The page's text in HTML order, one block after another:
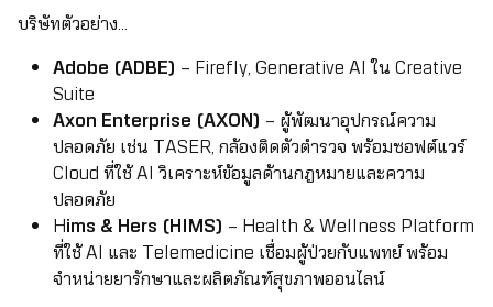
บริษัทตัวอย่าง...
Adobe (ADBE) – Firefly, Generative AI ใน Creative
Suite
Axon Enterprise (AXON) – ผู้พัฒนาอุปกรณ์ความ
ปลอดภัย เช่น TASER, กล้องติดตัวตำรวจ พร้อมซอฟต์แวร์
Cloud ที่ใช้ AI วิเคราะห์ข้อมูลด้านกฎหมายและความ
ปลอดภัย
Hims & Hers (HIMS) – Health & Wellness Platform
ที่ใช้ AI และ Telemedicine เชื่อมผู้ป่วยกับแพทย์ พร้อม
จำหน่ายยารักษาและผลิตภัณฑ์สุขภาพออนไลน์